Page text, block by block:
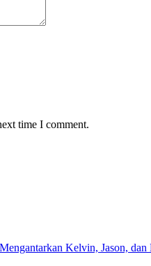
time I comment.
Kelvin, Jason,